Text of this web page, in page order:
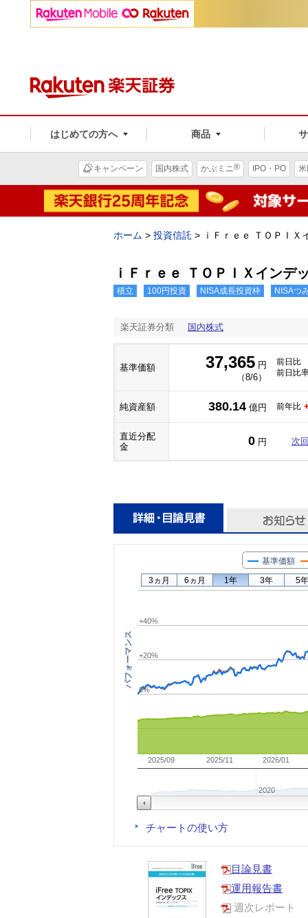
はじめての方へ 商品
キャンペーン 国内株式 かぶミニ® IPO・PO
ホーム > 投資信託 > ｉＦｒｅｅ ＴＯＰＩＸ
ｉＦｒｅｅ ＴＯＰＩＸインデ
積立 100円投資 NISA成長投資枠 NISAつ
楽天証券分類 国内株式
基準価額 37,365 円
（8/6）
前日比
前日比
純資産額 380.14 億円 前年比
直近分配
金
0 円 次
パフォーマンス
基準価額
2025/09 2025/11 2026/01
2020
0%
+20%
+40%
3ヵ月 6ヵ月 1年 3年 5年
チャートの使い方
目論見書
運用報告書
週次レポート